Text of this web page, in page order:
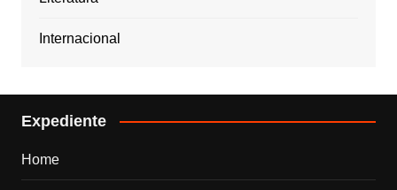
Internacional
Expediente
Home